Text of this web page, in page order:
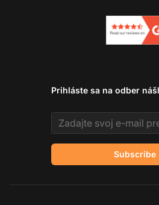
Prihláste sa na odber
Email address
Subscribe